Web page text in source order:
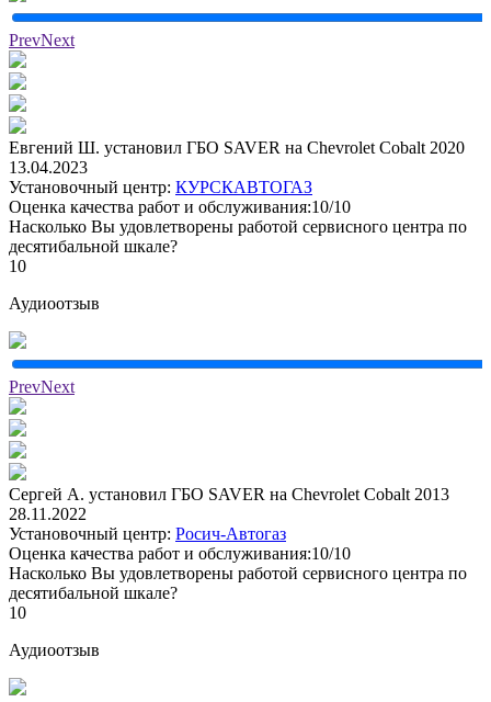
PrevNext
Евгений Ш. установил ГБО SAVER на Chevrolet Cobalt 2020
13.04.2023
Установочный центр: КУРСКАВТОГАЗ
Оценка качества работ и обслуживания:10/10
Насколько Вы удовлетворены работой сервисного центра по
десятибальной шкале?
10
Аудиоотзыв
PrevNext
Сергей А. установил ГБО SAVER на Chevrolet Cobalt 2013
28.11.2022
Установочный центр: Росич-Автогаз
Оценка качества работ и обслуживания:10/10
Насколько Вы удовлетворены работой сервисного центра по
десятибальной шкале?
10
Аудиоотзыв